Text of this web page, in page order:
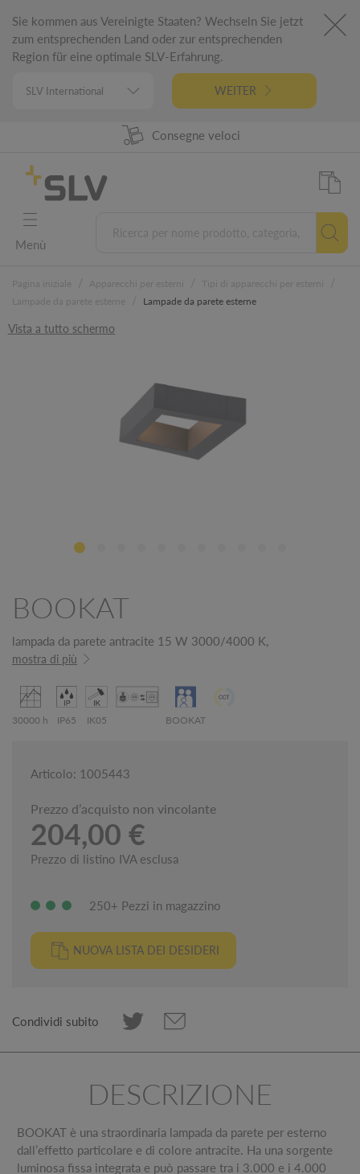
Sie kommen aus Vereinigte Staaten? Wechseln Sie jetzt
zum entsprechenden Land oder zur entsprechenden
Region für eine optimale SLV-Erfahrung.
WEITER
98% Disponibilità prodotti
Consegne veloci
5 Anni di garanzia
Progettato in Germania
Menù
Lampade da parete esterne
Vista a tutto schermo
BOOKAT
lampada da parete antracite 15 W 3000/4000 K,
mostra di più
30000 h IP65 IK05 BOOKAT
Articolo: 1005443
Prezzo d’acquisto non vincolante
204,00 €
Prezzo di listino IVA esclusa
250+ Pezzi in magazzino
NUOVA LISTA DEI DESIDERI
Condividi subito
DESCRIZIONE
BOOKAT è una straordinaria lampada da parete per esterno
dall’effetto particolare e di colore antracite. Ha una sorgente
luminosa fissa integrata e può passare tra i 3.000 e i 4.000